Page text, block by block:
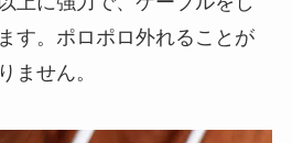
す。ポロポロ外れることが
ません。